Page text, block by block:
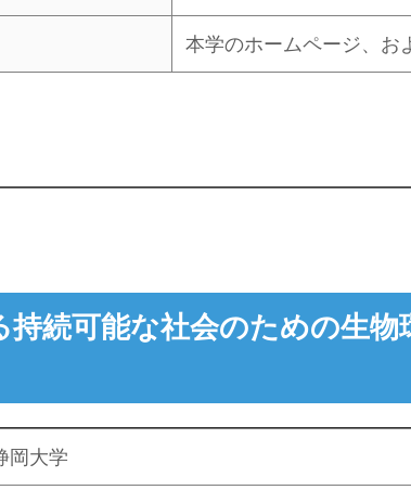
本学のホームページ、お
続可能な社会のための生
岡大学